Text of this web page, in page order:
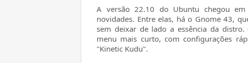
A versão 22.10 do Ubuntu chegou
novidades. Entre elas, há o Gnome 43,
sem deixar de lado a essência da
menu mais curto, com configurações
"Kinetic Kudu".